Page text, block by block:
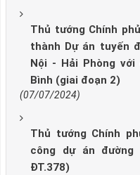
Thủ tướng Chính
thành Dự án tuyến
Nội - Hải Phòng
Bình (giai đoạn 2)
(07/07/2024)
Thủ tướng Chính
công dự án đường
ĐT.378)